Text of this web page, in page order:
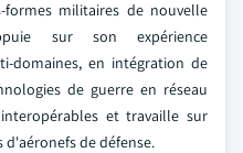
militaires de nouvelle
sur son expérience
domaines, en intégration de
de guerre en réseau
et travaille sur
de défense.